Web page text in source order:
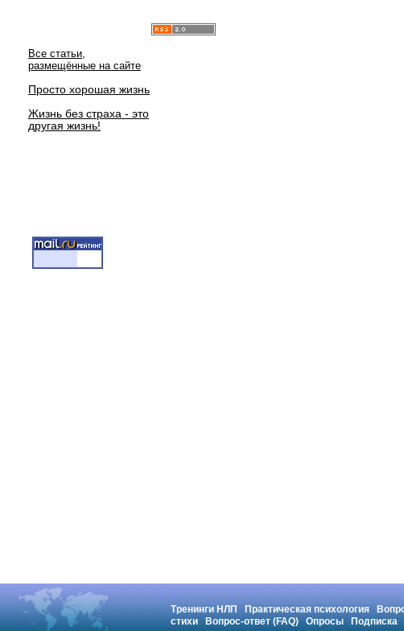
Все статьи,
размещённые на сайте
Просто хорошая жизнь
Жизнь без страха - это
другая жизнь!
Тренинги НЛП Практическая психология
стихи
Вопрос-ответ (FAQ) Опросы Подписка